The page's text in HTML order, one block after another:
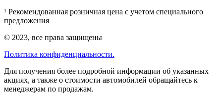
¹ Рекомендованная розничная цена с учетом специального
предложения
© 2023, все права защищены
Политика конфиденциальности.
Для получения более подробной информации об указанных
акциях, а также о стоимости автомобилей обращайтесь к
менеджерам по продажам.